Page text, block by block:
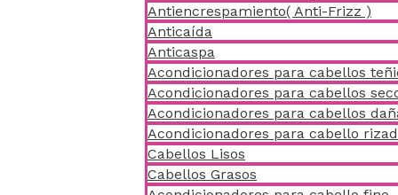
Antiencrespamiento( Anti-Frizz )
Anticaída
Anticaspa
Acondicionadores para cabellos
Acondicionadores para cabellos
Acondicionadores para cabellos
Acondicionadores para cabello
Cabellos Lisos
Cabellos Grasos